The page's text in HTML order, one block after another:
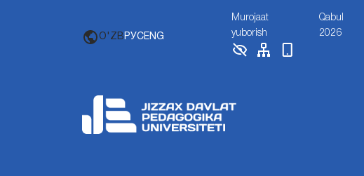
O'ZB РУСENG
Murojaat
yuborish
Qabul
2026